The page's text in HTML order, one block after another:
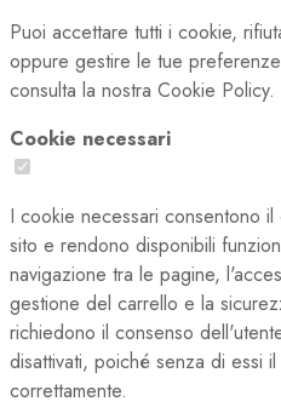
Puoi accettare tutti i cookie,
oppure gestire le tue
consulta la nostra Cookie Policy.
Cookie necessari
I cookie necessari consentono
sito e rendono disponibili
navigazione tra le pagine,
gestione del carrello e la
richiedono il consenso
disattivati, poiché senza di essi
correttamente.